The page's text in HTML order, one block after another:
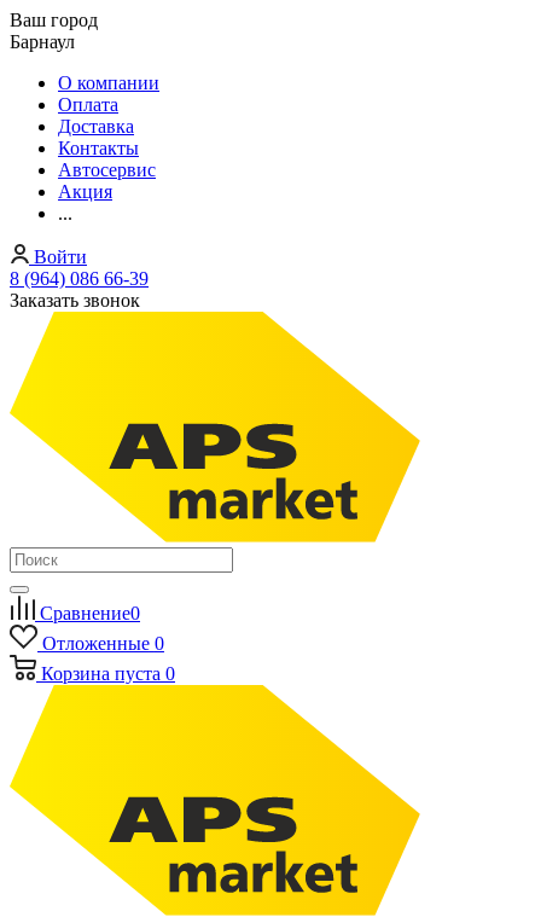
Ваш город
Барнаул
О компании
Оплата
Доставка
Контакты
Автосервис
Акция
...
Войти
8 (964) 086 66-39
Заказать звонок
Сравнение0
Отложенные 0
Корзина пуста 0